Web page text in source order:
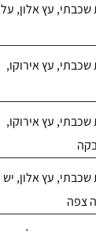
עץ אלון, על
עץ אירוקו,
עץ אירוקו,
עץ אלון, יש
צפה